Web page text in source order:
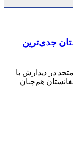
با
هم‌چنان